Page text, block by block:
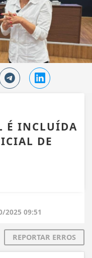
É INCLUÍDA
DE
2025 09:51
REPORTAR ERROS